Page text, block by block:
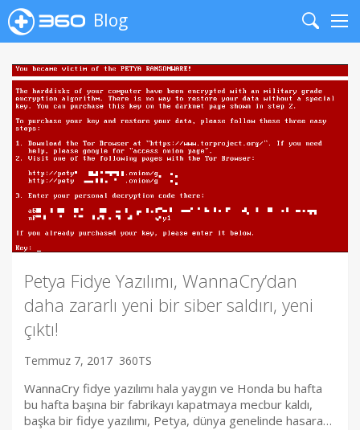
Blog
Search
Petya Fidye Yazılımı, WannaCry’dan
daha zararlı yeni bir siber saldırı, yeni
çıktı!
Temmuz 7, 2017 360TS
WannaCry fidye yazılımı hala yaygın ve Honda bu hafta
bu hafta başına bir fabrikayı kapatmaya mecbur kaldı,
başka bir fidye yazılımı, Petya, dünya genelinde hasara…